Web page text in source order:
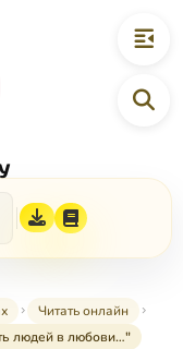
Читать онлайн
людей в любови…"